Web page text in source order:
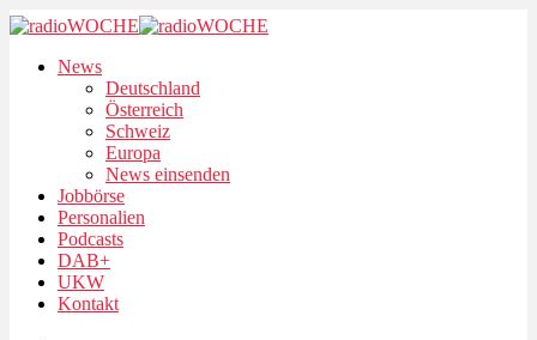
News
Deutschland
Österreich
Schweiz
Europa
News einsenden
Jobbörse
Personalien
Podcasts
DAB+
UKW
Kontakt